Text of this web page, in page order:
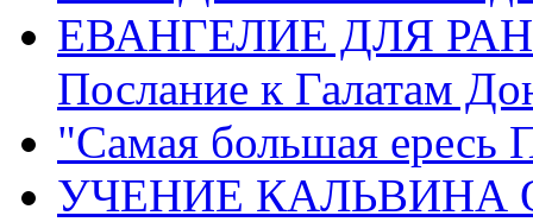
ЕВАНГЕЛИЕ ДЛЯ
Послание к Галатам
"Самая большая ересь
УЧЕНИЕ КАЛЬВИНА